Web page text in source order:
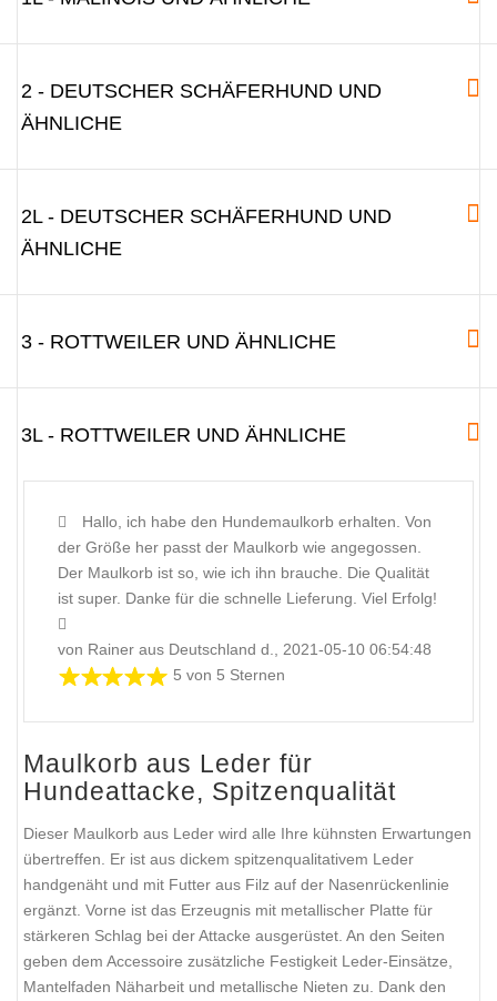
2 - DEUTSCHER SCHÄFERHUND UND
ÄHNLICHE
2L - DEUTSCHER SCHÄFERHUND UND
ÄHNLICHE
3 - ROTTWEILER UND ÄHNLICHE
3L - ROTTWEILER UND ÄHNLICHE
Hallo, ich habe den Hundemaulkorb erhalten. Von
der Größe her passt der Maulkorb wie angegossen.
Der Maulkorb ist so, wie ich ihn brauche. Die Qualität
ist super. Danke für die schnelle Lieferung. Viel Erfolg!
von Rainer aus Deutschland d., 2021-05-10 06:54:48
5 von 5 Sternen
Maulkorb aus Leder für
Hundeattacke, Spitzenqualität
Dieser Maulkorb aus Leder wird alle Ihre kühnsten Erwartungen
übertreffen. Er ist aus dickem spitzenqualitativem Leder
handgenäht und mit Futter aus Filz auf der Nasenrückenlinie
ergänzt. Vorne ist das Erzeugnis mit metallischer Platte für
stärkeren Schlag bei der Attacke ausgerüstet. An den Seiten
geben dem Accessoire zusätzliche Festigkeit Leder-Einsätze,
Mantelfaden Näharbeit und metallische Nieten zu. Dank den